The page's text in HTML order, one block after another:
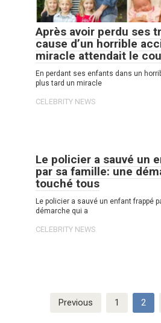
Après avoir perdu ses
cause d’un horrible
miracle attendait le
En perdant ses enfants dans un
plus tard un miracle
CELEBRITY NEWS
Le policier a sauvé un
par sa famille: une
touché tous
Le policier a sauvé un enfant frappé
démarche qui a
CELEBRITY NEWS
pagination
Previous 1 2